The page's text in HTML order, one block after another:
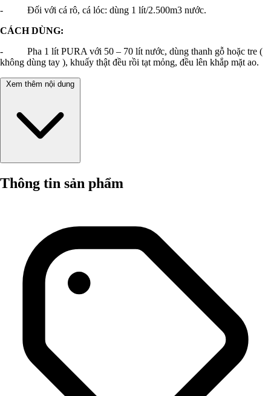
- Đối với cá rô, cá lóc: dùng 1 lít/2.500m3 nước.
CÁCH DÙNG:
- Pha 1 lít PURA với 50 – 70 lít nước, dùng thanh gỗ hoặc tre (
không dùng tay ), khuấy thật đều rồi tạt mỏng, đều lên khắp mặt ao.
Xem thêm nội dung
Thông tin sản phẩm